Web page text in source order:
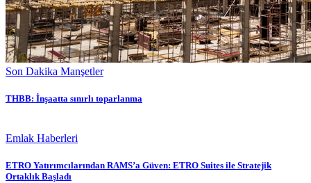
Son Dakika Manşetler
THBB: İnşaatta sınırlı toparlanma
Emlak Haberleri
ETRO Yatırımcılarından RAMS’a Güven: ETRO Suites ile Stratejik
Ortaklık Başladı